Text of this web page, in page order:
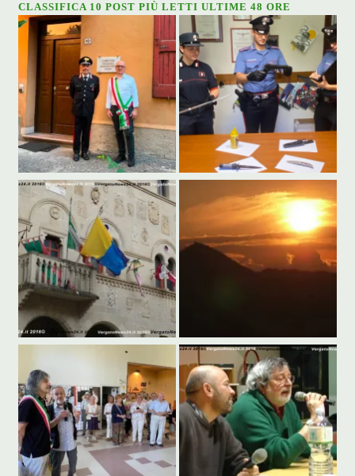
CLASSIFICA 10 POST PIÙ LETTI ULTIME 48 ORE